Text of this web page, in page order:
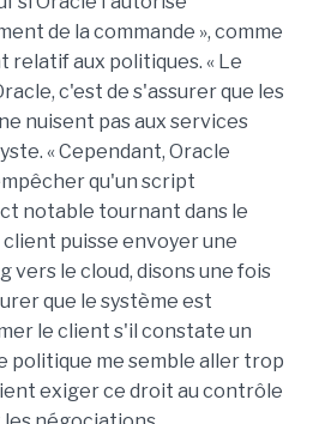
de la commande », comme
relatif aux politiques. « Le
c'est de s'assurer que les
nuisent pas aux services
« Cependant, Oracle
qu'un script
notable tournant dans le
puisse envoyer une
vers le cloud, disons une fois
que le système est
le client s'il constate un
politique me semble aller trop
exiger ce droit au contrôle